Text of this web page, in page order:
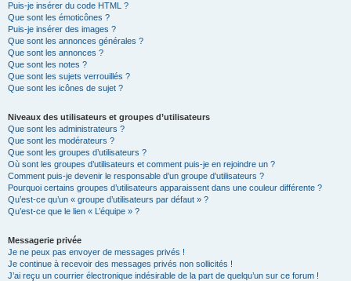
Puis-je insérer du code HTML ?
Que sont les émoticônes ?
Puis-je insérer des images ?
Que sont les annonces générales ?
Que sont les annonces ?
Que sont les notes ?
Que sont les sujets verrouillés ?
Que sont les icônes de sujet ?
Niveaux des utilisateurs et groupes d’utilisateurs
Que sont les administrateurs ?
Que sont les modérateurs ?
Que sont les groupes d’utilisateurs ?
Où sont les groupes d’utilisateurs et comment puis-je en rejoindre un ?
Comment puis-je devenir le responsable d’un groupe d’utilisateurs ?
Pourquoi certains groupes d’utilisateurs apparaissent dans une couleur différente ?
Qu’est-ce qu’un « groupe d’utilisateurs par défaut » ?
Qu’est-ce que le lien « L’équipe » ?
Messagerie privée
Je ne peux pas envoyer de messages privés !
Je continue à recevoir des messages privés non sollicités !
J’ai reçu un courrier électronique indésirable de la part de quelqu’un sur ce forum !